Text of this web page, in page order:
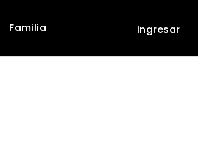
Familia Ingresar